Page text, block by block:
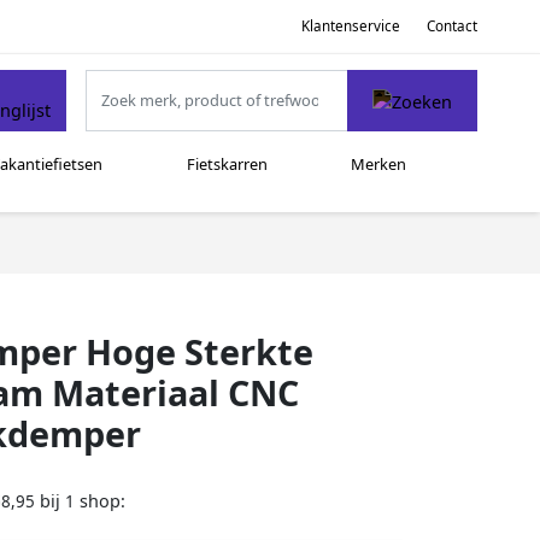
Klantenservice Contact
Fietskarren Merken
Hoge Sterkte
Materiaal CNC
bij 1 shop: